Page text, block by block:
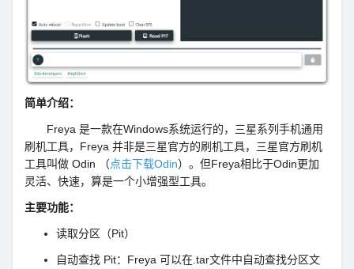
简单介绍：
Freya 是一款在Windows系统运行的，三星系列手机通用
刷机工具，Freya 并非是三星官方的刷机工具，三星官方刷机
工具叫做 Odin （点击下载Odin）。但Freya相比于Odin更加
灵活、快速，算是一个小增强型工具。
主要功能：
读取分区（Pit）
自动查找 Pit：Freya 可以在.tar文件中自动查找分区文